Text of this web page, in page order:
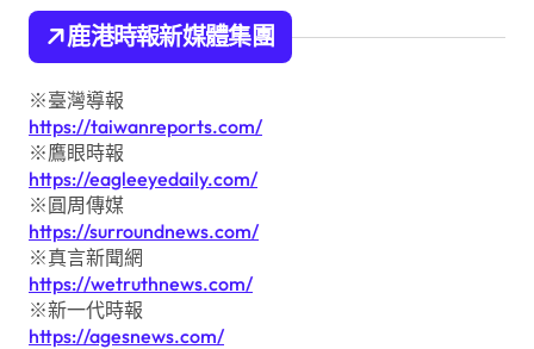
鹿港時報新媒體集團
※臺灣導報
https://taiwanreports.com/
※鷹眼時報
https://eagleeyedaily.com/
※圓周傳媒
https://surroundnews.com/
※真言新聞網
https://wetruthnews.com/
※新一代時報
https://agesnews.com/